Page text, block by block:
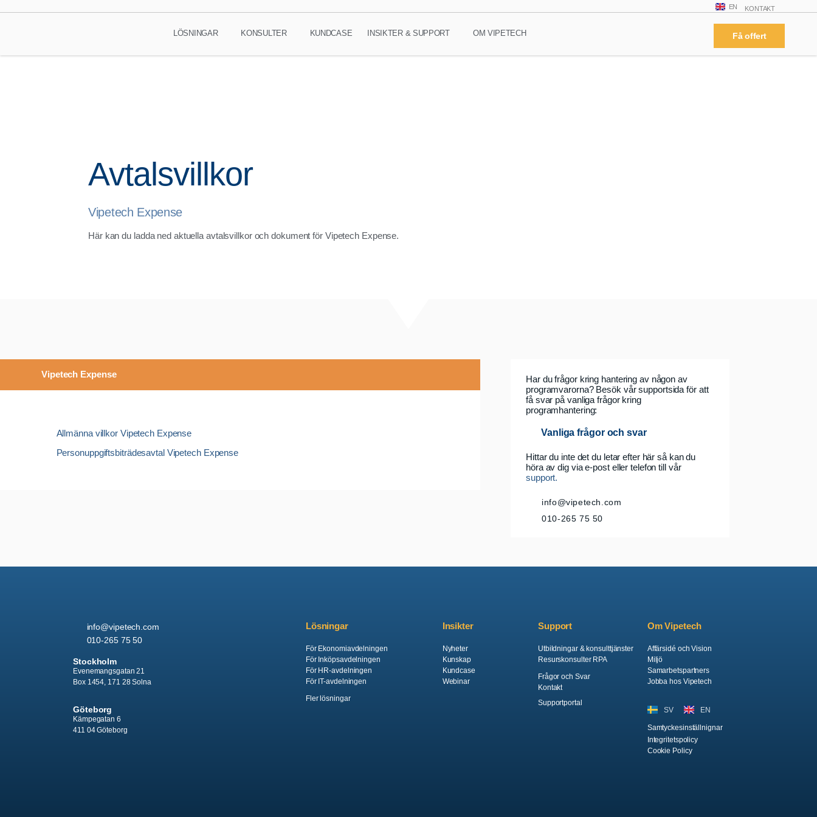
EN KONTAKT
LÖSNINGAR KONSULTER KUNDCASE INSIKTER & SUPPORT OM VIPETECH Få offert
Avtalsvillkor
Vipetech Expense
Här kan du ladda ned aktuella avtalsvillkor och dokument för Vipetech Expense.
Vipetech Expense
Allmänna villkor Vipetech Expense
Personuppgiftsbiträdesavtal Vipetech Expense
Har du frågor kring hantering av någon av
programvarorna? Besök vår supportsida för att
få svar på vanliga frågor kring
programhantering:
Vanliga frågor och svar
Hittar du inte det du letar efter här så kan du
höra av dig via e-post eller telefon till vår
support.
info@vipetech.com
010-265 75 50
info@vipetech.com
010-265 75 50
Stockholm
Evenemangsgatan 21
Box 1454, 171 28 Solna
Göteborg
Kämpegatan 6
411 04 Göteborg
Lösningar
För Ekonomiavdelningen
För Inköpsavdelningen
För HR-avdelningen
För IT-avdelningen
Fler lösningar
Insikter
Nyheter
Kunskap
Kundcase
Webinar
Support
Utbildningar & konsulttjänster
Resurskonsulter RPA
Frågor och Svar
Kontakt
Supportportal
Om Vipetech
Affärsidé och Vision
Miljö
Samarbetspartners
Jobba hos Vipetech
SV EN
Samtyckesinställnignar
Integritetspolicy
Cookie Policy